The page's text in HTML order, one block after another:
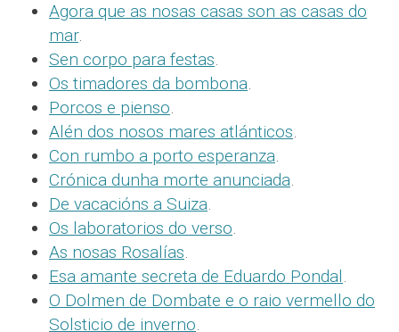
Agora que as nosas casas son as casas do
mar.
Sen corpo para festas.
Os timadores da bombona.
Porcos e pienso.
Alén dos nosos mares atlánticos.
Con rumbo a porto esperanza.
Crónica dunha morte anunciada.
De vacacións a Suiza.
Os laboratorios do verso.
As nosas Rosalías.
Esa amante secreta de Eduardo Pondal.
O Dolmen de Dombate e o raio vermello do
Solsticio de inverno.